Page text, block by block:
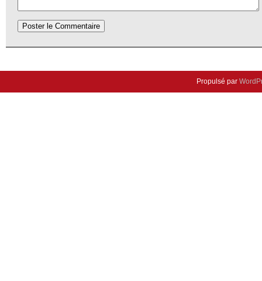
Propulsé par